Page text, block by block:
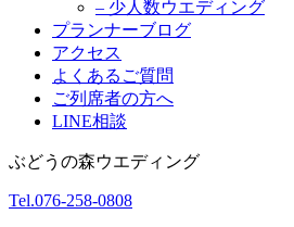
– 少人数ウエディング
プランナーブログ
アクセス
よくあるご質問
ご列席者の方へ
LINE相談
ぶどうの森ウエディング
Tel.076-258-0808